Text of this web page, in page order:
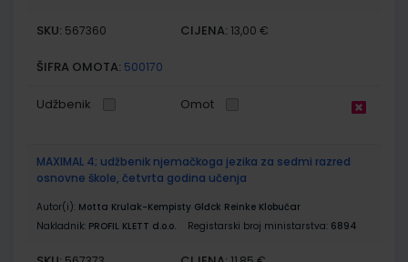
SKU: 567360 CIJENA: 13,00 €
ŠIFRA OMOTA: 500170
Udžbenik Omot
MAXIMAL 4; udžbenik njemačkoga jezika za sedmi razred
osnovne škole, četvrta godina učenja
Autor(i): Motta Krulak-Kempisty Glđck Reinke Klobučar
Nakladnik: PROFIL KLETT d.o.o. Registarski broj ministarstva: 6894